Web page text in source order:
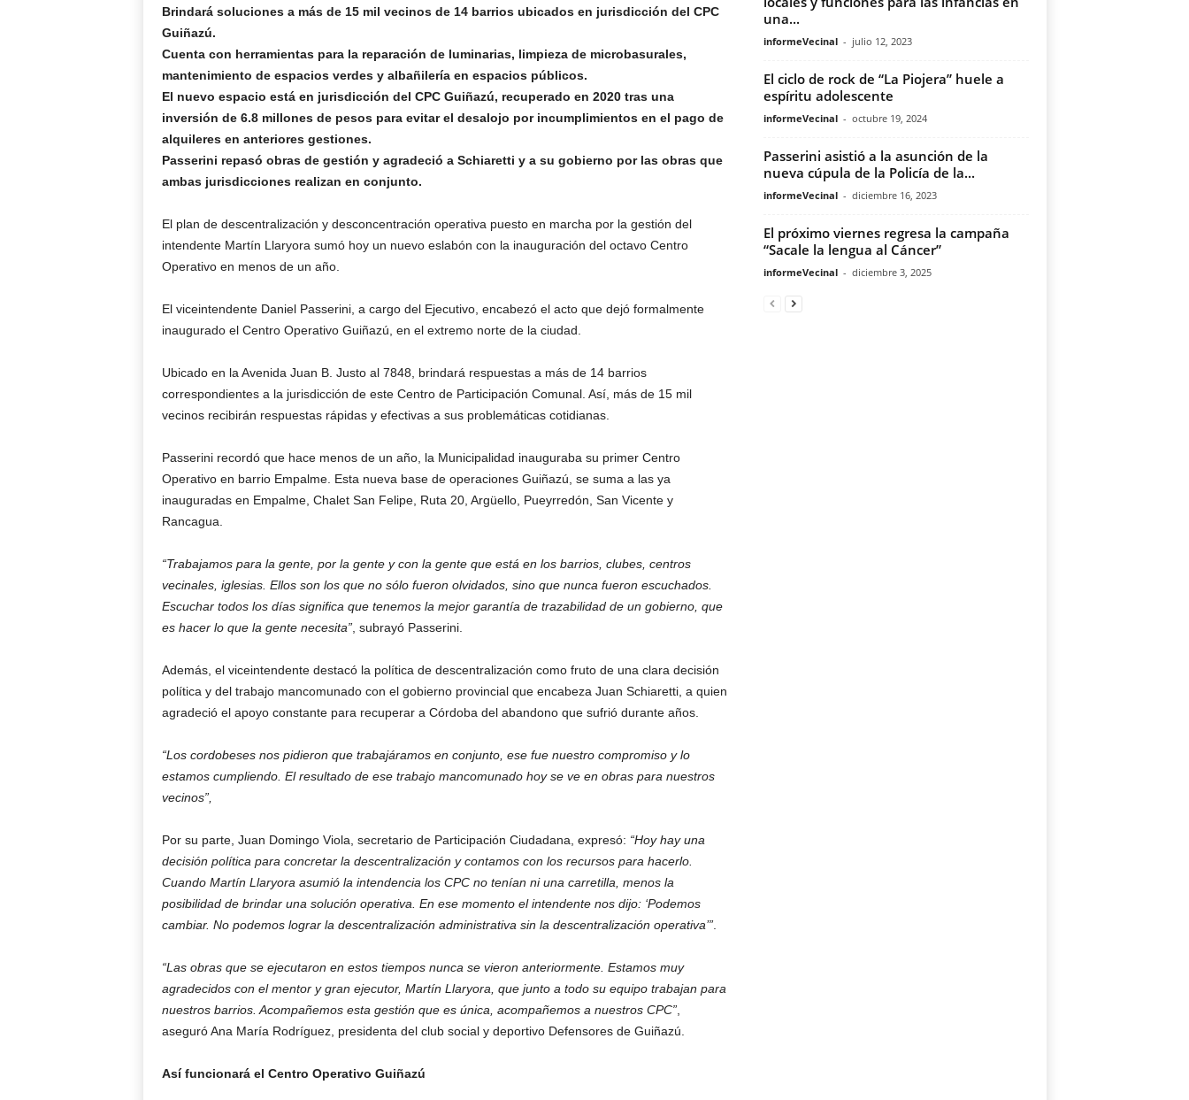
Brindará soluciones a más de 15 mil vecinos de 14 barrios ubicados en jurisdicción del CPC
Guiñazú.
Cuenta con herramientas para la reparación de luminarias, limpieza de microbasurales,
mantenimiento de espacios verdes y albañilería en espacios públicos.
El nuevo espacio está en jurisdicción del CPC Guiñazú, recuperado en 2020 tras una
inversión de 6.8 millones de pesos para evitar el desalojo por incumplimientos en el pago de
alquileres en anteriores gestiones.
Passerini repasó obras de gestión y agradeció a Schiaretti y a su gobierno por las obras que
ambas jurisdicciones realizan en conjunto.
El plan de descentralización y desconcentración operativa puesto en marcha por la gestión del
intendente Martín Llaryora sumó hoy un nuevo eslabón con la inauguración del octavo Centro
Operativo en menos de un año.
El viceintendente Daniel Passerini, a cargo del Ejecutivo, encabezó el acto que dejó formalmente
inaugurado el Centro Operativo Guiñazú, en el extremo norte de la ciudad.
Ubicado en la Avenida Juan B. Justo al 7848, brindará respuestas a más de 14 barrios
correspondientes a la jurisdicción de este Centro de Participación Comunal. Así, más de 15 mil
vecinos recibirán respuestas rápidas y efectivas a sus problemáticas cotidianas.
Passerini recordó que hace menos de un año, la Municipalidad inauguraba su primer Centro
Operativo en barrio Empalme. Esta nueva base de operaciones Guiñazú, se suma a las ya
inauguradas en Empalme, Chalet San Felipe, Ruta 20, Argüello, Pueyrredón, San Vicente y
Rancagua.
“Trabajamos para la gente, por la gente y con la gente que está en los barrios, clubes, centros
vecinales, iglesias. Ellos son los que no sólo fueron olvidados, sino que nunca fueron escuchados.
Escuchar todos los días significa que tenemos la mejor garantía de trazabilidad de un gobierno, que
es hacer lo que la gente necesita”, subrayó Passerini.
Además, el viceintendente destacó la política de descentralización como fruto de una clara decisión
política y del trabajo mancomunado con el gobierno provincial que encabeza Juan Schiaretti, a quien
agradeció el apoyo constante para recuperar a Córdoba del abandono que sufrió durante años.
“Los cordobeses nos pidieron que trabajáramos en conjunto, ese fue nuestro compromiso y lo
estamos cumpliendo. El resultado de ese trabajo mancomunado hoy se ve en obras para nuestros
vecinos”,
Por su parte, Juan Domingo Viola, secretario de Participación Ciudadana, expresó: “Hoy hay una
decisión política para concretar la descentralización y contamos con los recursos para hacerlo.
Cuando Martín Llaryora asumió la intendencia los CPC no tenían ni una carretilla, menos la
posibilidad de brindar una solución operativa. En ese momento el intendente nos dijo: ‘Podemos
cambiar. No podemos lograr la descentralización administrativa sin la descentralización operativa’”.
“Las obras que se ejecutaron en estos tiempos nunca se vieron anteriormente. Estamos muy
agradecidos con el mentor y gran ejecutor, Martín Llaryora, que junto a todo su equipo trabajan para
nuestros barrios. Acompañemos esta gestión que es única, acompañemos a nuestros CPC”,
aseguró Ana María Rodríguez, presidenta del club social y deportivo Defensores de Guiñazú.
Así funcionará el Centro Operativo Guiñazú
una...
informeVecinal - julio 12, 2023
El ciclo de rock de “La Piojera” huele a
espíritu adolescente
informeVecinal - octubre 19, 2024
Passerini asistió a la asunción de la
nueva cúpula de la Policía de la...
informeVecinal - diciembre 16, 2023
El próximo viernes regresa la campaña
“Sacale la lengua al Cáncer”
informeVecinal - diciembre 3, 2025